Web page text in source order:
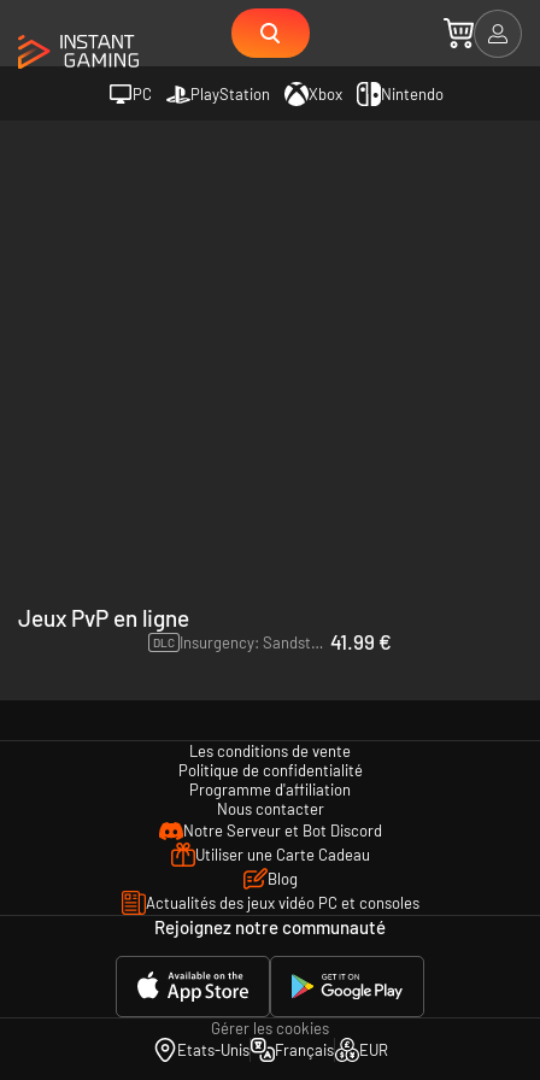
PC PlayStation Xbox Nintendo
Jeux PvP en ligne
DLC Insurgency: Sandstorm - Year 1+2 Bundle - Xbox One & Xbox Series X|S 41.99 €
Les conditions de vente
Politique de confidentialité
Programme d'affiliation
Nous contacter
Notre Serveur et Bot Discord
Utiliser une Carte Cadeau
Blog
Actualités des jeux vidéo PC et consoles
Rejoignez notre communauté
Gérer les cookies
Etats-Unis
Français EUR